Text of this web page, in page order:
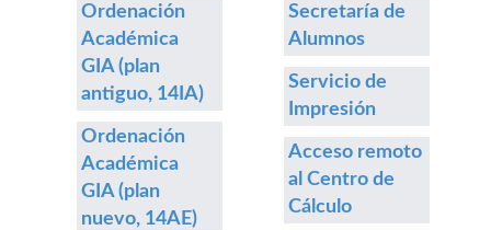
Ordenación
Académica
GIA (plan
antiguo, 14IA)
Ordenación
Académica
GIA (plan
nuevo, 14AE)
Secretaría de
Alumnos
Servicio de
Impresión
Acceso remoto
al Centro de
Cálculo